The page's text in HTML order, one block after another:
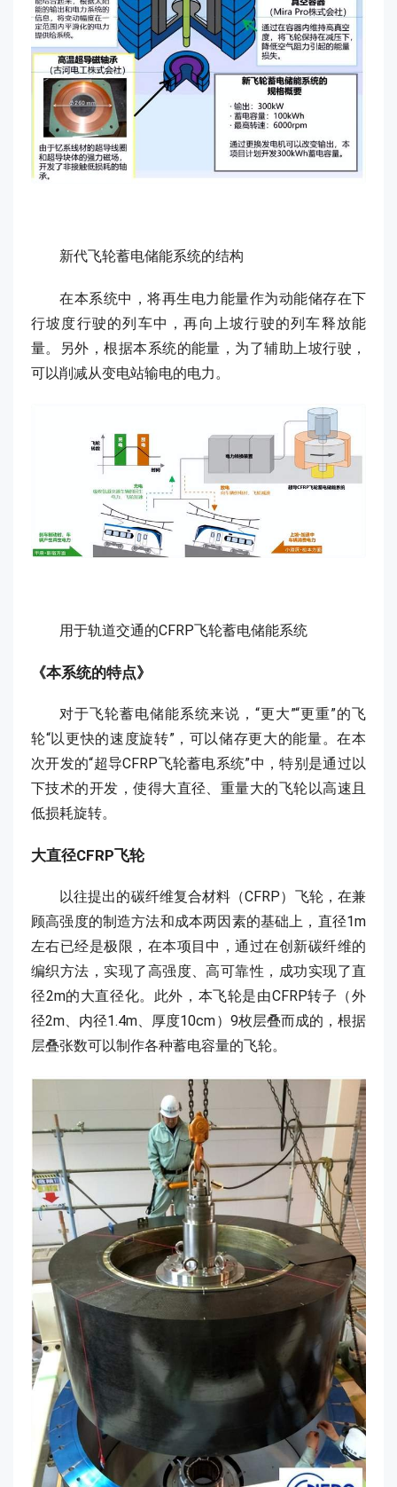
新代飞轮蓄电储能系统的结构
在本系统中，将再生电力能量作为动能储存在下
行坡度行驶的列车中，再向上坡行驶的列车释放能
量。另外，根据本系统的能量，为了辅助上坡行驶，
可以削减从变电站输电的电力。
用于轨道交通的CFRP飞轮蓄电储能系统
《本系统的特点》
对于飞轮蓄电储能系统来说，“更大”“更重”的飞
轮“以更快的速度旋转”，可以储存更大的能量。在本
次开发的“超导CFRP飞轮蓄电系统”中，特别是通过以
下技术的开发，使得大直径、重量大的飞轮以高速且
低损耗旋转。
大直径CFRP飞轮
以往提出的碳纤维复合材料（CFRP）飞轮，在兼
顾高强度的制造方法和成本两因素的基础上，直径1m
左右已经是极限，在本项目中，通过在创新碳纤维的
编织方法，实现了高强度、高可靠性，成功实现了直
径2m的大直径化。此外，本飞轮是由CFRP转子（外
径2m、内径1.4m、厚度10cm）9枚层叠而成的，根据
层叠张数可以制作各种蓄电容量的飞轮。